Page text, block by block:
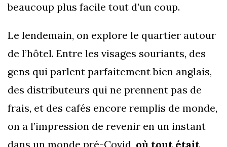
beaucoup plus facile tout d’un coup.
Le lendemain, on explore le quartier autour
de l’hôtel. Entre les visages souriants, des
gens qui parlent parfaitement bien anglais,
des distributeurs qui ne prennent pas de
frais, et des cafés encore remplis de monde,
on a l’impression de revenir en un instant
dans un monde pré-Covid, où tout était